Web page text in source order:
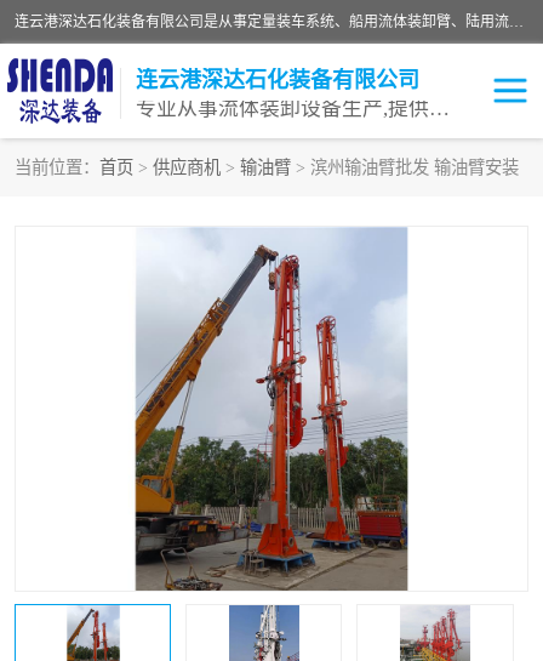
连云港深达石化装备有限公司是从事定量装车系统、船用流体装卸臂、陆用流体装卸臂（鹤管）、活动梯、钢构平台等全系列流体装卸设备的设计、制造、销售以及服务的专业供应商。公司始终以客户为中心，密切跟踪国内外油气储运及装卸设备先进技术的发展，以先进的技术、优质的产品、一流的服务，满足客户需求。
连云港深达石化装备有限公司
专业从事流体装卸设备生产,提供全面解决方案，生产与定制服务
当前位置： 首页 > 供应商机 > 输油臂 > 滨州输油臂批发 输油臂安装
LNG鹤管
潜油泵鹤管
输油臂
汽车鹤管